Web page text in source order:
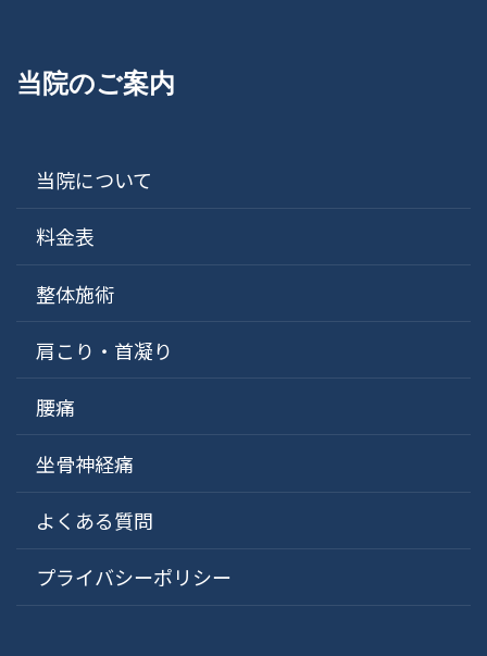
当院のご案内
当院について
料金表
整体施術
肩こり・首凝り
腰痛
坐骨神経痛
よくある質問
プライバシーポリシー